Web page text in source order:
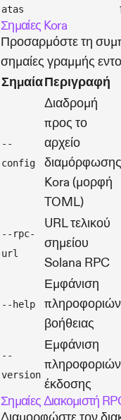
atas
Σημαίες Kora
Προσαρμόστε τη
σημαίες γραμμής
ΣημαίαΠεριγραφή
--
config
Διαδρομή
προς το
αρχείο
διαμόρφωσης
Kora (μορφή
TOML)
--rpc-
url
URL τελικού
σημείου
Solana RPC
--help
Εμφάνιση
πληροφοριών
βοήθειας
--
version
Εμφάνιση
πληροφοριών
έκδοσης
Σημαίες Διακομιστή